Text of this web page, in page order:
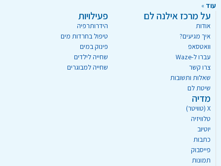
עוד »
על מרכז אילנה לם
אודות
איך מגיעים?
וואטסאפ
עברו ל-Waze
צרו קשר
שאלות ותשובות
שיטת לם
פעילויות
הידרותרפיה
טיפול בחרדות מים
פינוק במים
שחייה לילדים
שחייה למבוגרים
מדיה
X (טוויטר)
טלוויזיה
יוטיוב
כתבות
פייסבוק
תמונות